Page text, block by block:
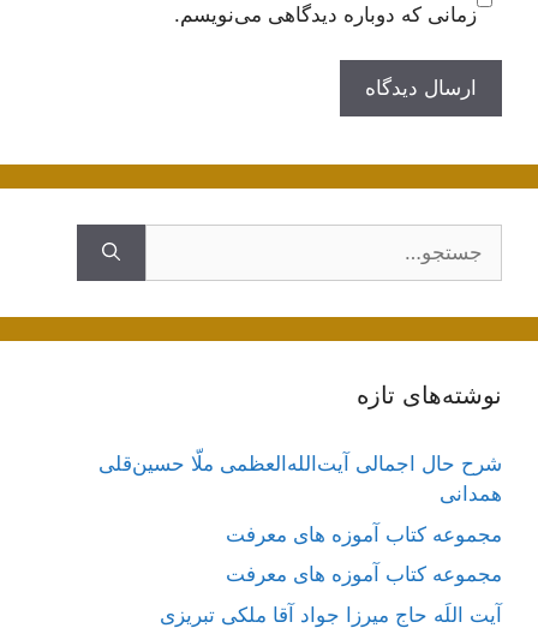
زمانی که دوباره دیدگاهی می‌نویسم.
نوشته‌های تازه
شرح حال اجمالی آیت‌الله‌العظمی ملّا حسین‌قلی
همدانی
مجموعه کتاب آموزه های معرفت
مجموعه کتاب آموزه های معرفت
آیت اللَه حاج میرزا جواد آقا ملکی تبریزی